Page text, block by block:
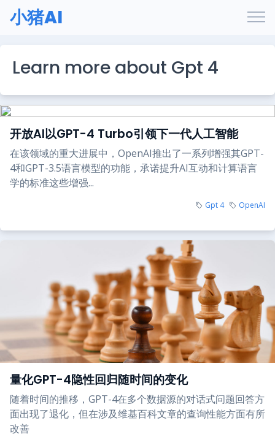
小猪AI
Learn more about Gpt 4
开放AI以GPT-4 Turbo引领下一代人工智能
在该领域的重大进展中，OpenAI推出了一系列增强其GPT-
4和GPT-3.5语言模型的功能，承诺提升AI互动和计算语言
学的标准这些增强...
Gpt 4 OpenAI
量化GPT-4隐性回归随时间的变化
随着时间的推移，GPT-4在多个数据源的对话式问题回答方
面出现了退化，但在涉及维基百科文章的查询性能方面有所
改善